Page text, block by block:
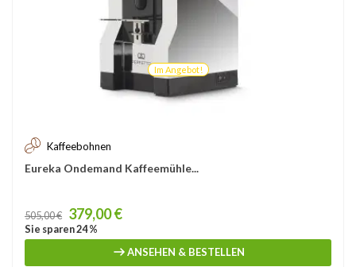
Im Angebot!
Kaffeebohnen
Eureka Ondemand Kaffeemühle...
Price
505,00 € 379,00 €
Sie sparen 24 %
ANSEHEN & BESTELLEN